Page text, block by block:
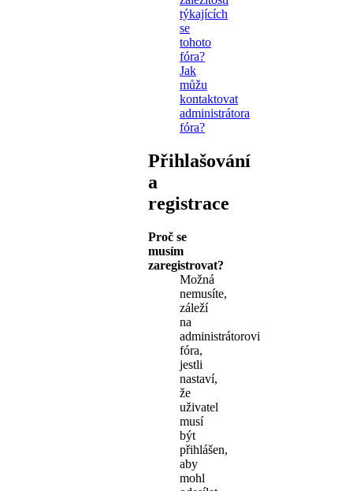
týkajících
se
tohoto
fóra?
Jak
můžu
kontaktovat
administrátora
fóra?
Přihlašování
a
registrace
Proč se
musím
zaregistrovat?
Možná
nemusíte,
záleží
na
administrátorovi
fóra,
jestli
nastaví,
že
uživatel
musí
být
přihlášen,
aby
mohl